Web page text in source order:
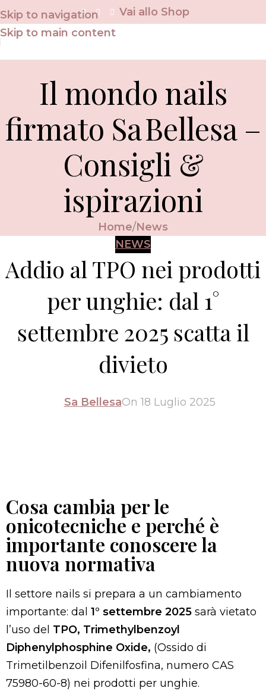
Skip to navigation
Skip to main content
Vai allo Shop
Il mondo nails
firmato Sa Bellesa –
Consigli &
ispirazioni
Home News
NEWS
Addio al TPO nei prodotti
per unghie: dal 1°
settembre 2025 scatta il
divieto
Sa BellesaOn 18 Luglio 2025
Cosa cambia per le
onicotecniche e perché è
importante conoscere la
nuova normativa
Il settore nails si prepara a un cambiamento
importante: dal 1° settembre 2025 sarà vietato
l’uso del TPO, Trimethylbenzoyl
Diphenylphosphine Oxide, (Ossido di
Trimetilbenzoil Difenilfosfina, numero CAS
75980-60-8) nei prodotti per unghie.